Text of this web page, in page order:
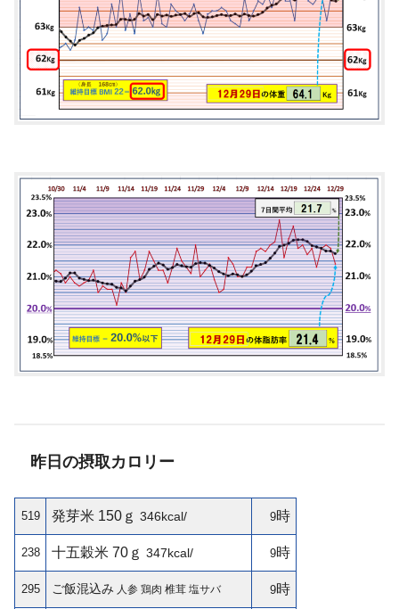
昨日の摂取カロリー
519 発芽米 150ｇ 346kcal/ 9時
238 十五穀米 70ｇ 347kcal/ 9時
295 ご飯混込み 人参 鶏肉 椎茸 塩サバ 9時